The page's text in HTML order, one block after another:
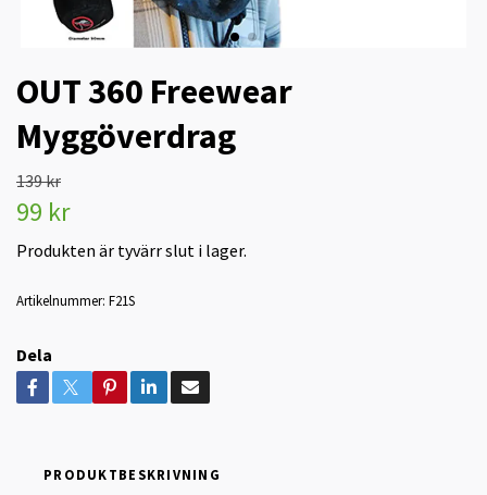
OUT 360 Freewear
Myggöverdrag
139 kr
99 kr
Produkten är tyvärr slut i lager.
Artikelnummer: F21S
Dela
PRODUKTBESKRIVNING